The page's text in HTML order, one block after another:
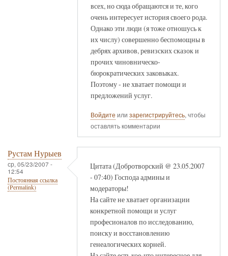
всех, но сюда обращаются и те, кого
очень интересует история своего рода.
Однако эти люди (я тоже отношусь к
их числу) совершенно беспомощны в
дебрях архивов, ревизских сказок и
прочих чиновническо-
бюрократических заковыках.
Поэтому - не хватает помощи и
предложений услуг.
Войдите или зарегистрируйтесь, чтобы
оставлять комментарии
Рустам Нурыев
ср, 05/23/2007 -
12:54
Постоянная ссылка
(Permalink)
Цитата (Добротворский @ 23.05.2007
- 07:40) Господа админы и
модераторы!
На сайте не хватает организации
конкретной помощи и услуг
професионалов по исследованию,
поиску и восстановлению
генеалогических корней.